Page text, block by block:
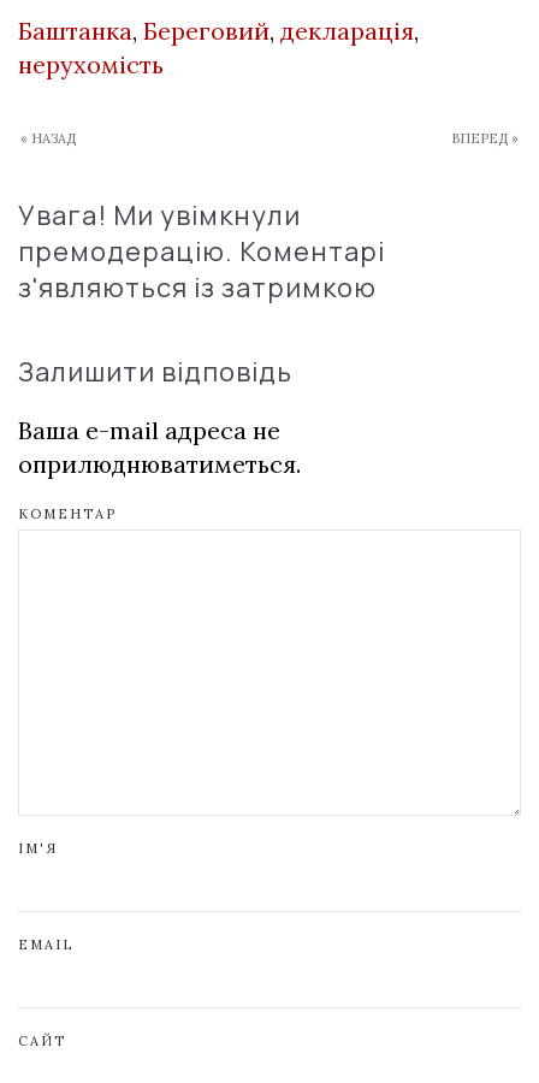
Баштанка, Береговий, декларація,
нерухомість
« НАЗАД ВПЕРЕД »
Увага! Ми увімкнули
премодерацію. Коментарі
з'являються із затримкою
Залишити відповідь
Ваша e-mail адреса не
оприлюднюватиметься.
КОМЕНТАР
ІМ'Я
EMAIL
САЙТ